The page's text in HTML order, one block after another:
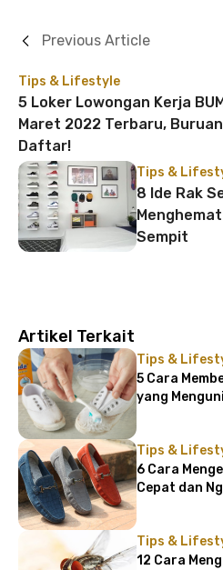
Tips & Lifestyle
5 Loker Lowongan Kerja
Maret 2022 Terbaru, Buruan
Daftar!
Previous Article
Tips &
8 Ide Rak
Sempit
Artikel Terkait
Tips &
5 Cara
yang
Tips &
6 Cara
Cepat dan
Tips &
12 Cara